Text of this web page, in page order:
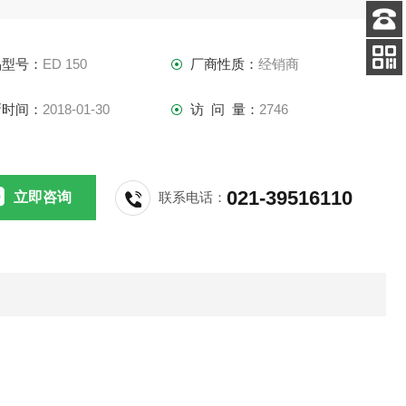
号： ED 150 厂商性质： 经销商
间： 2018-01-30 访 问 量： 2746
立即咨询 联系电话：021-39516110
客服
电话